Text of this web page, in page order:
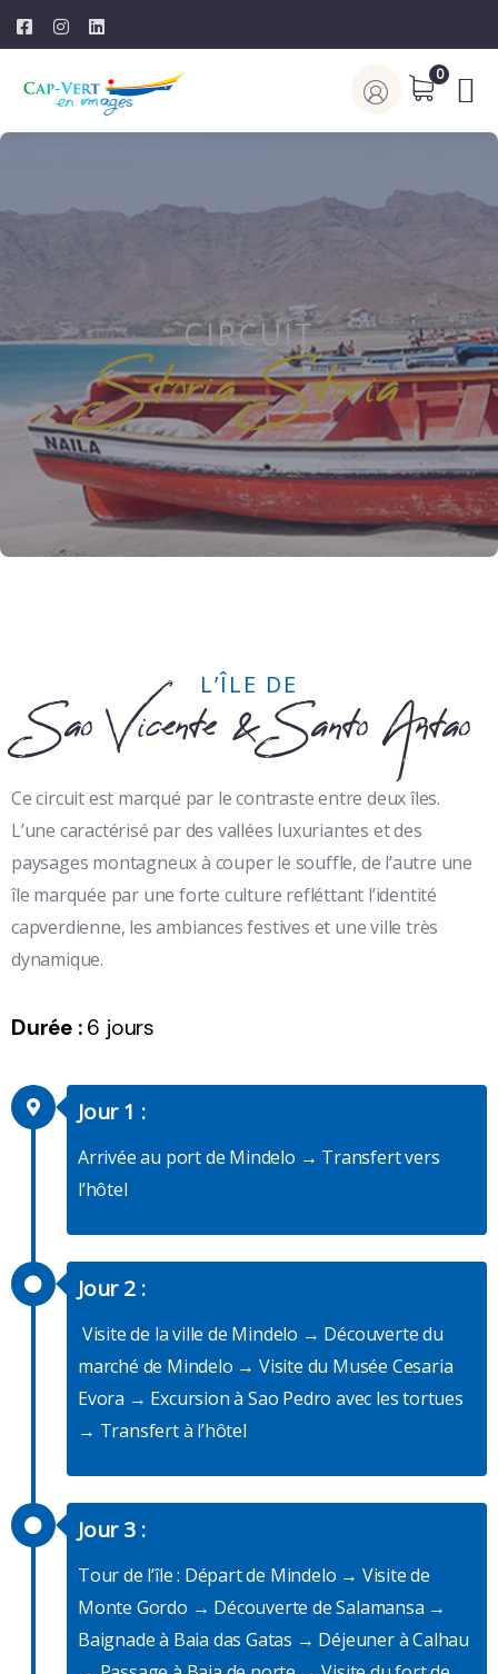
0
CIRCUIT
Storia…Storia
L’ÎLE DE
Sao Vicente & Santo Antao
Ce circuit est marqué par le contraste entre deux îles.
L’une caractérisé par des vallées luxuriantes et des
paysages montagneux à couper le souffle, de l’autre une
île marquée par une forte culture refléttant l’identité
capverdienne, les ambiances festives et une ville très
dynamique.
Durée :6 jours
Jour 1 :
Arrivée au port de Mindelo → Transfert vers
l’hôtel
Jour 2 :
Visite de la ville de Mindelo → Découverte du
marché de Mindelo → Visite du Musée Cesaria
Evora → Excursion à Sao Pedro avec les tortues
→ Transfert à l’hôtel
Jour 3 :
Tour de l’île : Départ de Mindelo → Visite de
Monte Gordo → Découverte de Salamansa →
Baignade à Baia das Gatas → Déjeuner à Calhau